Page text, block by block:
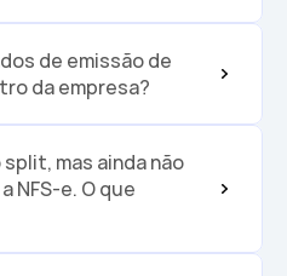
de emissão de
da empresa?
mas ainda não
NFS-e. O que